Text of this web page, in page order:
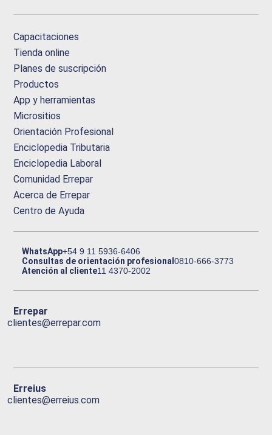
Capacitaciones
Tienda online
Planes de suscripción
Productos
App y herramientas
Micrositios
Orientación Profesional
Enciclopedia Tributaria
Enciclopedia Laboral
Comunidad Errepar
Acerca de Errepar
Centro de Ayuda
WhatsApp+54 9 11 5936-6406
Consultas de orientación profesional0810-666-3773
Atención al cliente11 4370-2002
Errepar
clientes@errepar.com
Erreius
clientes@erreius.com